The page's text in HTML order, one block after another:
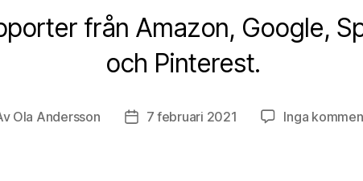
från Amazon, Google,
och Pinterest.
Ola Andersson Inläggsdatum
7 februari 2021 Inga